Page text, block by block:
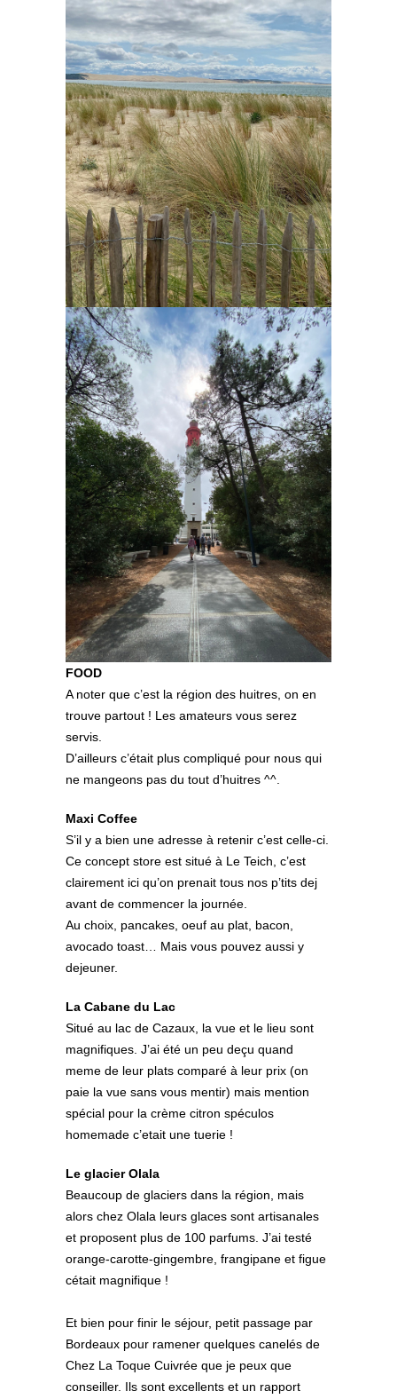
FOOD
A noter que c’est la région des huitres, on en
trouve partout ! Les amateurs vous serez
servis.
D’ailleurs c’était plus compliqué pour nous qui
ne mangeons pas du tout d’huitres ^^.
Maxi Coffee
S’il y a bien une adresse à retenir c’est celle-ci.
Ce concept store est situé à Le Teich, c’est
clairement ici qu’on prenait tous nos p’tits dej
avant de commencer la journée.
Au choix, pancakes, oeuf au plat, bacon,
avocado toast… Mais vous pouvez aussi y
dejeuner.
La Cabane du Lac
Situé au lac de Cazaux, la vue et le lieu sont
magnifiques. J’ai été un peu deçu quand
meme de leur plats comparé à leur prix (on
paie la vue sans vous mentir) mais mention
spécial pour la crème citron spéculos
homemade c’etait une tuerie !
Le glacier Olala
Beaucoup de glaciers dans la région, mais
alors chez Olala leurs glaces sont artisanales
et proposent plus de 100 parfums. J’ai testé
orange-carotte-gingembre, frangipane et figue
cétait magnifique !
Et bien pour finir le séjour, petit passage par
Bordeaux pour ramener quelques canelés de
Chez La Toque Cuivrée que je peux que
conseiller. Ils sont excellents et un rapport